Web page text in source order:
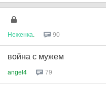
Неженка 90
война с мужем
angel4 79